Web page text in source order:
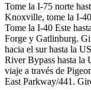
Tome la I-75 norte
Knoxville, tome la I-
Tome la I-40 Este
Forge y Gatlinburg.
hacia el sur hasta la
River Bypass hasta la
viaje a través de
East Parkway/441.